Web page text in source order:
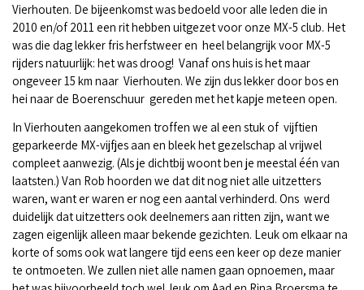
Vierhouten. De bijeenkomst was bedoeld voor alle leden die in
2010 en/of 2011 een rit hebben uitgezet voor onze MX-5 club. Het
was die dag lekker fris herfstweer en heel belangrijk voor MX-5
rijders natuurlijk: het was droog! Vanaf ons huis is het maar
ongeveer 15 km naar Vierhouten. We zijn dus lekker door bos en
hei naar de Boerenschuur gereden met het kapje meteen open.
In Vierhouten aangekomen troffen we al een stuk of vijftien
geparkeerde MX-vijfjes aan en bleek het gezelschap al vrijwel
compleet aanwezig. (Als je dichtbij woont ben je meestal één van
laatsten.) Van Rob hoorden we dat dit nog niet alle uitzetters
waren, want er waren er nog een aantal verhinderd. Ons werd
duidelijk dat uitzetters ook deelnemers aan ritten zijn, want we
zagen eigenlijk alleen maar bekende gezichten. Leuk om elkaar na
korte of soms ook wat langere tijd eens een keer op deze manier
te ontmoeten. We zullen niet alle namen gaan opnoemen, maar